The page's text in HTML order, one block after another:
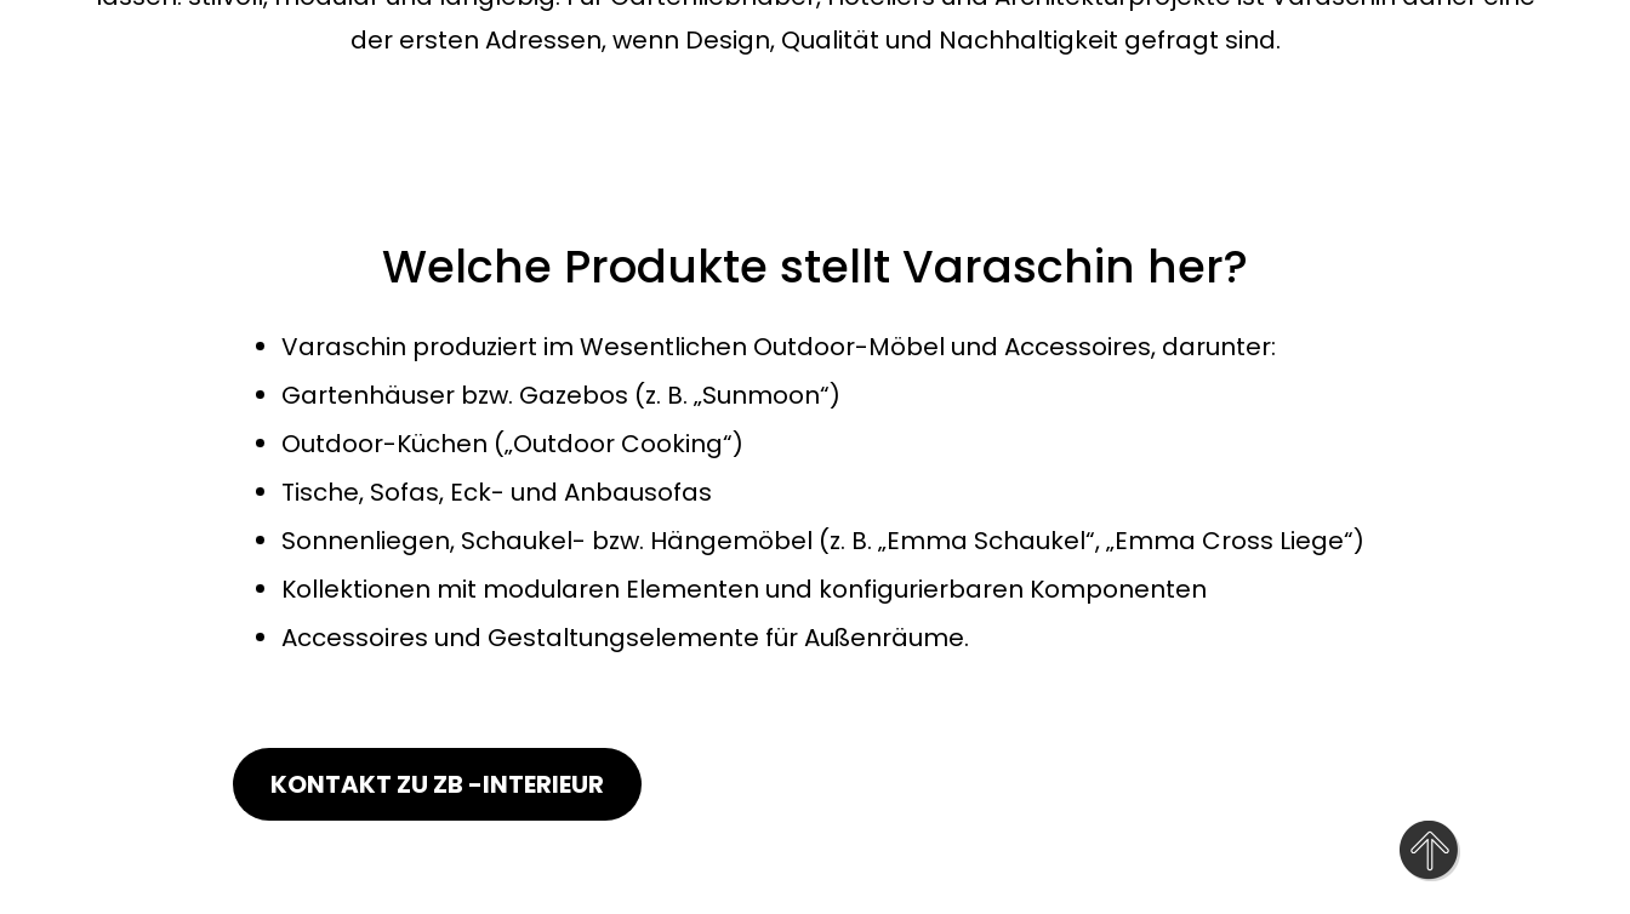
der ersten Adressen, wenn Design, Qualität und Nachhaltigkeit gefragt sind.
Welche Produkte stellt Varaschin her?
Varaschin produziert im Wesentlichen Outdoor-Möbel und Accessoires, darunter:
Gartenhäuser bzw. Gazebos (z. B. „Sunmoon“)
Outdoor-Küchen („Outdoor Cooking“)
Tische, Sofas, Eck- und Anbausofas
Sonnenliegen, Schaukel- bzw. Hängemöbel (z. B. „Emma Schaukel“, „Emma Cross Liege“)
Kollektionen mit modularen Elementen und konfigurierbaren Komponenten
Accessoires und Gestaltungselemente für Außenräume.
KONTAKT ZU ZB -INTERIEUR